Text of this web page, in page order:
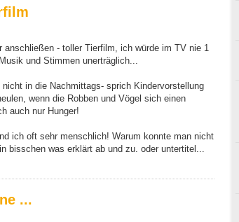
anschließen - toller Tierfilm, ich würde im TV nie 1
und Stimmen unerträglich...
in die Nachmittags- sprich Kindervorstellung
wenn die Robben und Vögel sich einen
auch nur Hunger!
ich oft sehr menschlich! Warum konnte man nicht
bisschen was erklärt ab und zu. oder untertitel...
...